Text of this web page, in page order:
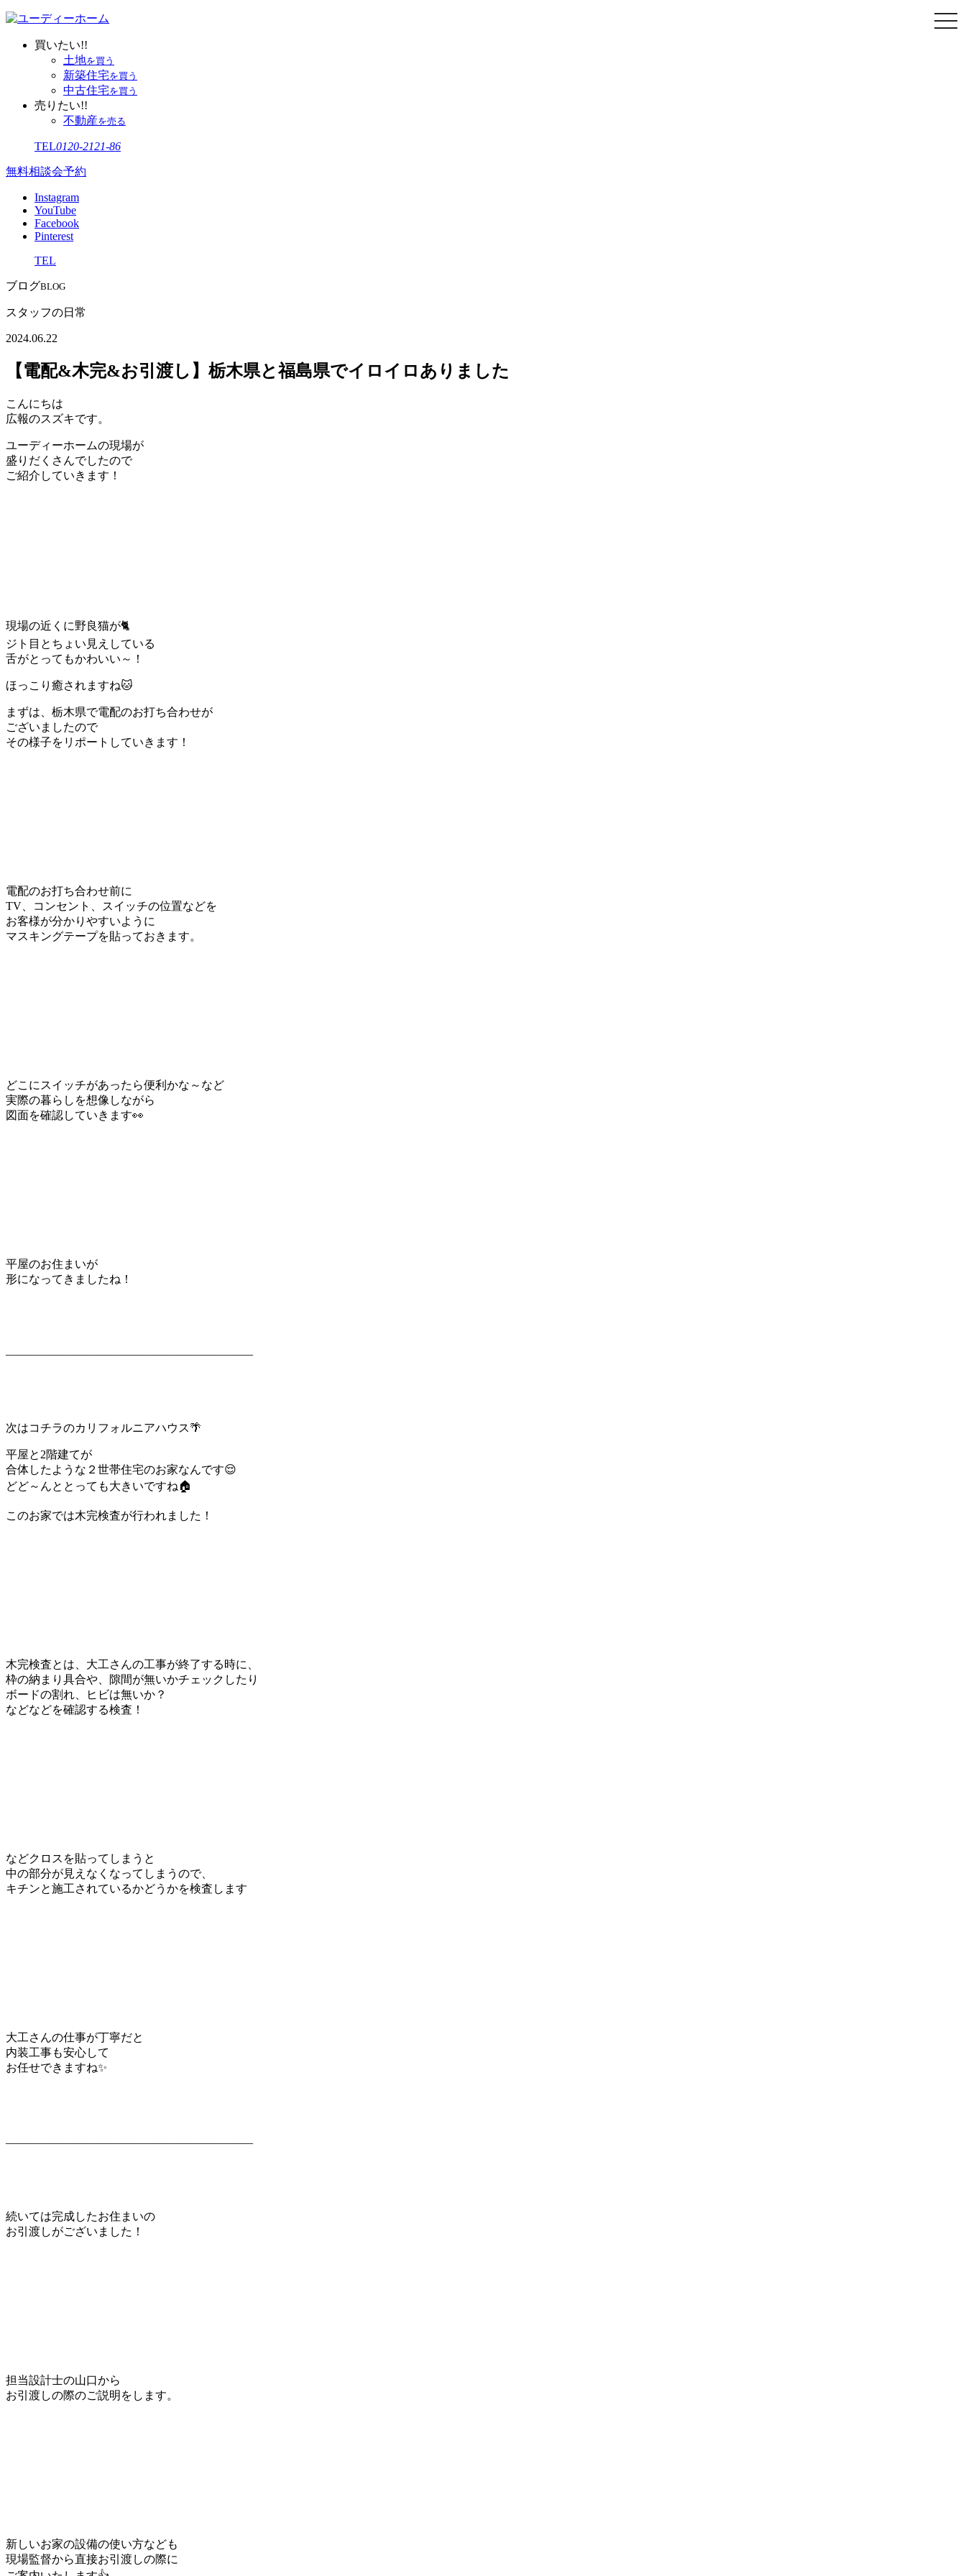
買いたい!!
土地を買う
新築住宅を買う
中古住宅を買う
売りたい!!
不動産を売る
TEL0120-2121-86
無料相談会予約
Instagram
YouTube
Facebook
Pinterest
TEL
ブログBLOG
スタッフの日常
2024.06.22
【電配&木完&お引渡し】栃木県と福島県でイロイロありました
こんにちは
広報のスズキです。
ユーディーホームの現場が
盛りだくさんでしたので
ご紹介していきます！
現場の近くに野良猫が🐈
ジト目とちょい見えしている
舌がとってもかわいい～！
ほっこり癒されますね🐱
まずは、栃木県で電配のお打ち合わせが
ございましたので
その様子をリポートしていきます！
電配のお打ち合わせ前に
TV、コンセント、スイッチの位置などを
お客様が分かりやすいように
マスキングテープを貼っておきます。
どこにスイッチがあったら便利かな～など
実際の暮らしを想像しながら
図面を確認していきます👀
平屋のお住まいが
形になってきましたね！
—————————————————————–
次はコチラのカリフォルニアハウス🌴
平屋と2階建てが
合体したような２世帯住宅のお家なんです😌
どど～んととっても大きいですね🏠
このお家では木完検査が行われました！
木完検査とは、大工さんの工事が終了する時に、
枠の納まり具合や、隙間が無いかチェックしたり
ボードの割れ、ヒビは無いか？
などなどを確認する検査！
などクロスを貼ってしまうと
中の部分が見えなくなってしまうので、
キチンと施工されているかどうかを検査します
大工さんの仕事が丁寧だと
内装工事も安心して
お任せできますね✨
—————————————————————–
続いては完成したお住まいの
お引渡しがございました！
担当設計士の山口から
お引渡しの際のご説明をします。
新しいお家の設備の使い方なども
現場監督から直接お引渡しの際に